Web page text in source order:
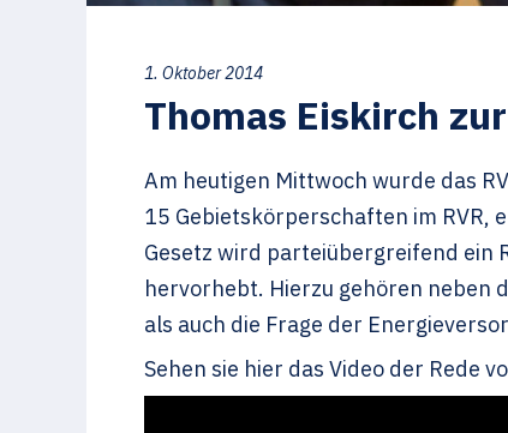
1. Oktober 2014
Thomas Eiskirch
Am heutigen Mittwoch wurde das
15 Gebietskörperschaften im RVR,
Gesetz wird parteiübergreifend ein
hervorhebt. Hierzu gehören neben
als auch die Frage der
Sehen sie hier das Video der Rede